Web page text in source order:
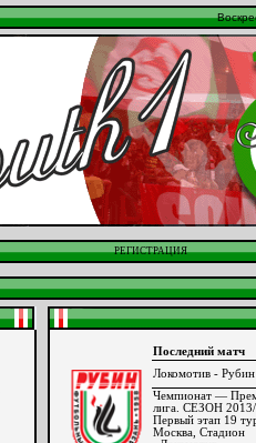
РЕГИСТРАЦИЯ
Последний матч
Локомотив -
Чемпионат —
лига. СЕЗОН
Первый этап 19
Москва, Стадион